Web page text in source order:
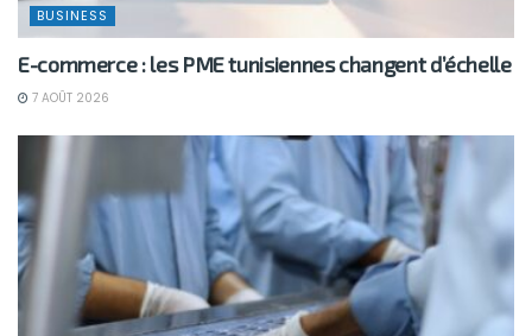
BUSINESS
E-commerce : les PME tunisiennes changent d’échelle
7 AOÛT 2026